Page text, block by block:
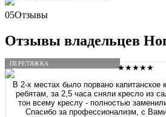
ПЕРЕТЯЖКА
05Отзывы
Отзывы владельцев
★★★★★
В 2-х местах было порвано капитанское кресло на Li9, подъехал к
ребятам, за 2,5 часа сняли кресло из салона - подобрали кожу в
тон всему креслу - полностью
Спасибо за профессионализм, с